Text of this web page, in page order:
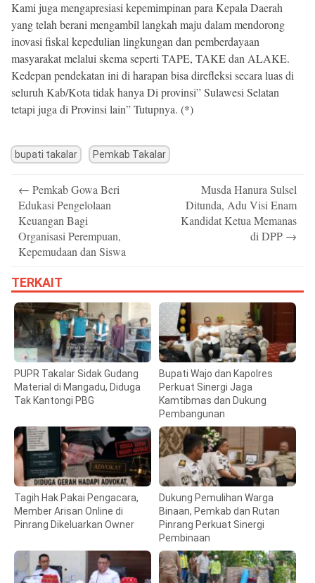
Kami juga mengapresiasi kepemimpinan para Kepala Daerah
yang telah berani mengambil langkah maju dalam mendorong
inovasi fiskal kepedulian lingkungan dan pemberdayaan
masyarakat melalui skema seperti TAPE, TAKE dan ALAKE.
Kedepan pendekatan ini di harapan bisa direfleksi secara luas di
seluruh Kab/Kota tidak hanya Di provinsi” Sulawesi Selatan
tetapi juga di Provinsi lain” Tutupnya. (*)
bupati takalar Pemkab Takalar
navigation
← Pemkab Gowa Beri
Edukasi Pengelolaan
Keuangan Bagi
Organisasi Perempuan,
Kepemudaan dan Siswa
Musda Hanura Sulsel
Ditunda, Adu Visi Enam
Kandidat Ketua Memanas
di DPP →
TERKAIT
PUPR Takalar Sidak Gudang
Material di Mangadu, Diduga
Tak Kantongi PBG
Bupati Wajo dan Kapolres
Perkuat Sinergi Jaga
Kamtibmas dan Dukung
Pembangunan
Tagih Hak Pakai Pengacara,
Member Arisan Online di
Pinrang Dikeluarkan Owner
Dukung Pemulihan Warga
Binaan, Pemkab dan Rutan
Pinrang Perkuat Sinergi
Pembinaan